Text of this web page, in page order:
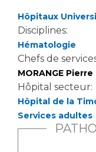
Médecine
Maladies
Maternité
Adresser un
Centres de
Plateforme
Presse /
Communiqués
Hôpitaux
Disciplines:
Hématologie
Chefs de
MORANGE Pierre
Hôpital secteur:
Hôpital de la
Services adultes